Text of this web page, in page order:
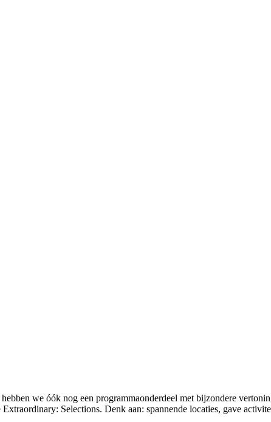
we óók nog een programmaonderdeel met bijzondere
Selections. Denk aan: spannende locaties, gave